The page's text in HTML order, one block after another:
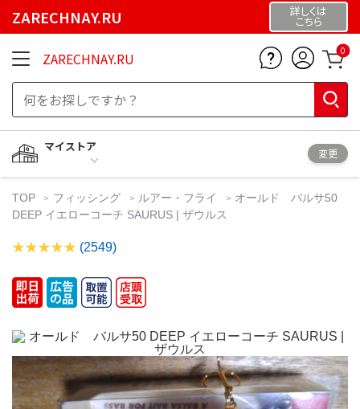
ZARECHNAY.RU 詳しくは
こちら
ZARECHNAY.RU 0
マイストア
変更
TOP フィッシング ルアー・フライ
オールド バルサ50
DEEP イエローコーチ SAURUS | ザウルス
(2549)